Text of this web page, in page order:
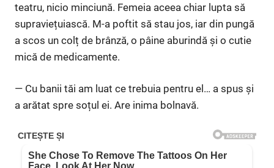
teatru, nicio minciună. Femeia aceea chiar lupta să
supraviețuiască. M-a poftit să stau jos, iar din pungă
a scos un colț de brânză, o pâine aburindă și o cutie
mică de medicamente.
— Cu banii tăi am luat ce trebuia pentru el… a spus și
a arătat spre soțul ei. Are inima bolnavă.